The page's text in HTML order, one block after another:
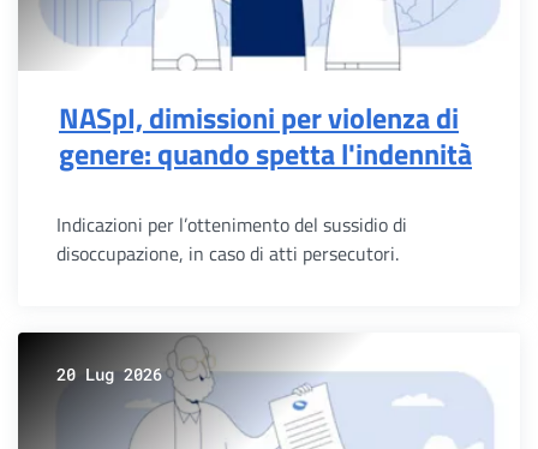
NASpI, dimissioni per violenza di
genere: quando spetta l'indennità
Indicazioni per l’ottenimento del sussidio di
disoccupazione, in caso di atti persecutori.
20 Lug 2026